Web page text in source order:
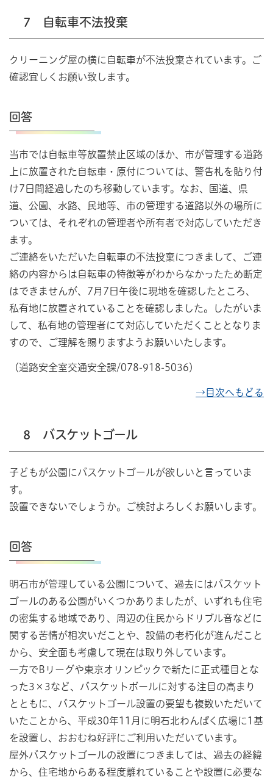
7 自転車不法投棄
クリーニング屋の横に自転車が不法投棄されています。ご
確認宜しくお願い致します。
回答
当市では自転車等放置禁止区域のほか、市が管理する道路
上に放置された自転車・原付については、警告札を貼り付
け7日間経過したのち移動しています。なお、国道、県
道、公園、水路、民地等、市の管理する道路以外の場所に
ついては、それぞれの管理者や所有者で対応していただき
ます。
ご連絡をいただいた自転車の不法投棄につきまして、ご連
絡の内容からは自転車の特徴等がわからなかったため断定
はできませんが、7月7日午後に現地を確認したところ、
私有地に放置されていることを確認しました。したがいま
して、私有地の管理者にて対応していただくこととなりま
すので、ご理解を賜りますようお願いいたします。
（道路安全室交通安全課/078-918-5036）
→目次へもどる
8 バスケットゴール
子どもが公園にバスケットゴールが欲しいと言っていま
す。
設置できないでしょうか。ご検討よろしくお願いします。
回答
明石市が管理している公園について、過去にはバスケット
ゴールのある公園がいくつかありましたが、いずれも住宅
の密集する地域であり、周辺の住民からドリブル音などに
関する苦情が相次いだことや、設備の老朽化が進んだこと
から、安全面も考慮して現在は取り外しています。
一方でBリーグや東京オリンピックで新たに正式種目とな
った3×3など、バスケットボールに対する注目の高まり
とともに、バスケットゴール設置の要望も複数いただいて
いたことから、平成30年11月に明石北わんぱく広場に1基
を設置し、おおむね好評にご利用いただいています。
屋外バスケットゴールの設置につきましては、過去の経緯
から、住宅地からある程度離れていることや設置に必要な